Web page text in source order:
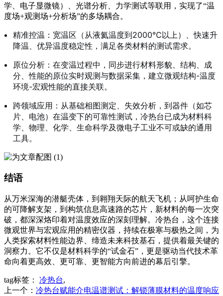
学、电子显微镜）、光谱分析、力学测试等联用，实现了“温
度场+观测场+分析场”的多场耦合。
精准控温：宽温区（从液氦温度到2000℃以上）、快速升
降温、优异温度稳定性，满足各类材料的测试需求。
原位分析：在变温过程中，同步进行材料形貌、结构、成
分、性能的原位实时观测与数据采集，建立微观结构-温度
环境-宏观性能的直接关联。
跨领域应用：从基础相图测定、失效分析，到器件（如芯
片、电池）在温变下的可靠性测试，冷热台已成为材料科
学、物理、化学、生命科学及微电子工业不可或缺的通用
工具。
结语
从万米深海的潜艇壳体，到翱翔天际的航天飞机；从呵护生命
的可降解支架，到构筑信息高速路的芯片，新材料的每一次突
破，都深深烙印着对温度效应的深刻理解。冷热台，这个连接
微观世界与宏观应用的精密仪器，持续在极寒与极热之间，为
人类探索材料性能边界、缔造未来科技基石，提供着最关键的
洞察力。它不仅是材料科学的“试金石”，更是驱动当代技术革
命向着更高效、更可靠、更智能方向前进的幕后引擎。
tag标签： 冷热台,
上一个： 冷热台赋能介电温谱测试：解锁薄膜材料的温度响应